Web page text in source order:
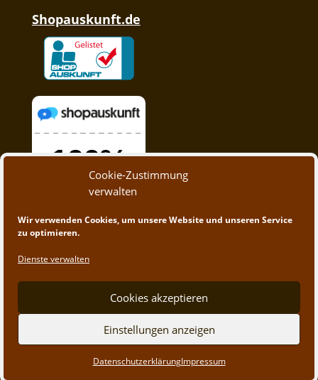
Cookie-Zustimmung
verwalten
Wir verwenden Cookies, um unsere Website und unseren Service
zu optimieren.
Dienste verwalten
Cookies akzeptieren
Einstellungen anzeigen
DatenschutzerklärungImpressum
Shopauskunft.de
© 2020 - 2023 A&M Trading | Webdesign byApp-
Create.at